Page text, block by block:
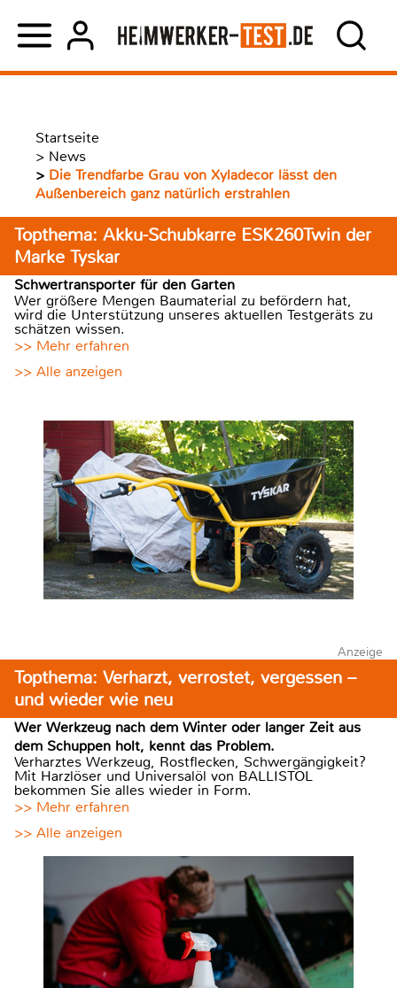
Startseite
> News
> Die Trendfarbe Grau von Xyladecor lässt den
Außenbereich ganz natürlich erstrahlen
Topthema: Akku-Schubkarre ESK260Twin der
Marke Tyskar
Schwertransporter für den Garten
Wer größere Mengen Baumaterial zu befördern hat,
wird die Unterstützung unseres aktuellen Testgeräts zu
schätzen wissen.
>> Mehr erfahren
>> Alle anzeigen
Anzeige
Topthema: Verharzt, verrostet, vergessen –
und wieder wie neu
Wer Werkzeug nach dem Winter oder langer Zeit aus
dem Schuppen holt, kennt das Problem.
Verharztes Werkzeug, Rostflecken, Schwergängigkeit?
Mit Harzlöser und Universalöl von BALLISTOL
bekommen Sie alles wieder in Form.
>> Mehr erfahren
>> Alle anzeigen